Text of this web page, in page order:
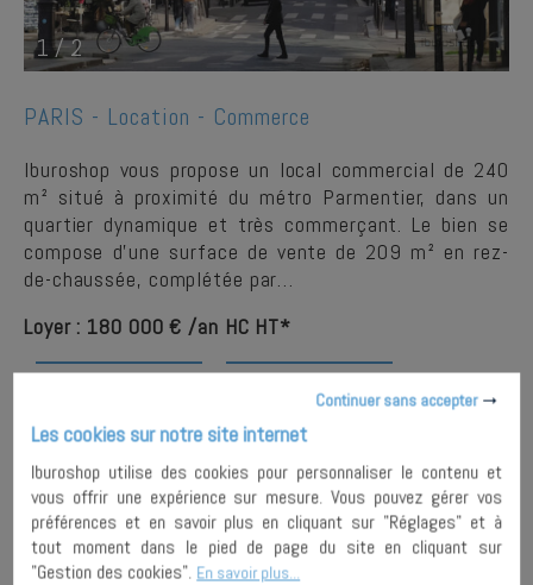
1/2
PARIS - Location - Commerce
Iburoshop vous propose un local commercial de 240
m² situé à proximité du métro Parmentier, dans un
quartier dynamique et très commerçant. Le bien se
compose d’une surface de vente de 209 m² en rez-
de-chaussée, complétée par…
Loyer : 180 000 € /an HC HT*
AJOUTER À MAContinuer sans accepter
Les cookies sur notre site internet
Iburoshop utilise des cookies pour personnaliser le contenu et
vous offrir une expérience sur mesure. Vous pouvez gérer vos
préférences et en savoir plus en cliquant sur "Réglages" et à
tout moment dans le pied de page du site en cliquant sur
"Gestion des cookies". En savoir plus...